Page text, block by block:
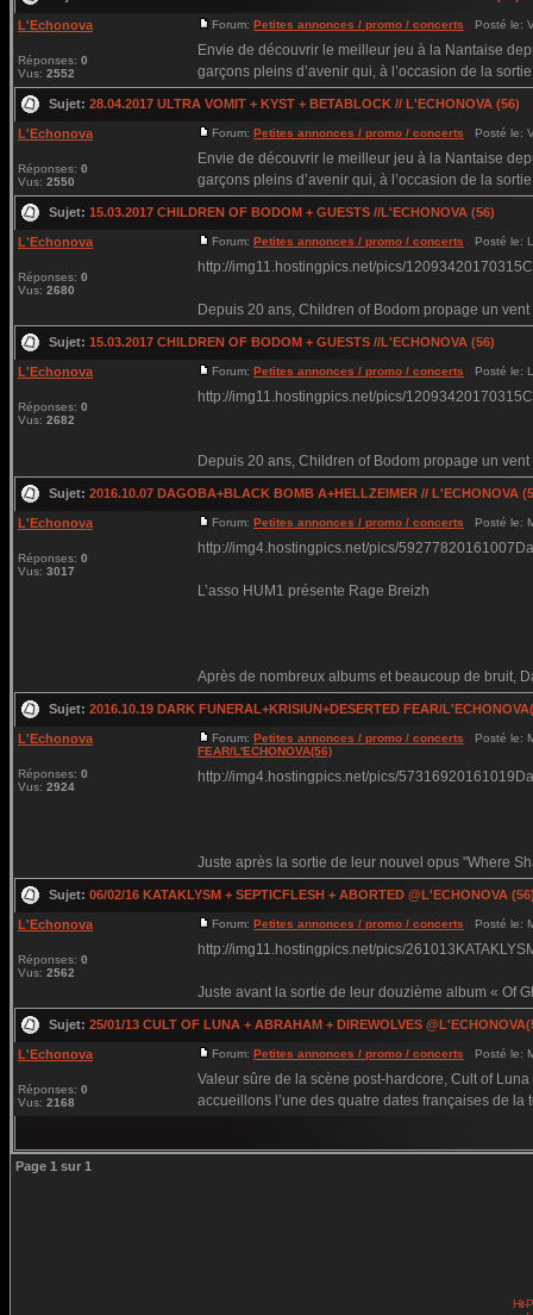
L'Echonova
Réponses: 0
Vus: 2552
Forum: Petites annonces / promo / concerts Posté le:
Envie de découvrir le meilleur jeu à la Nantaise
garçons pleins d’avenir qui, à l’occasion de la
Sujet: 28.04.2017 ULTRA VOMIT + KYST + BETABLOCK // L'ECHONOVA (56)
L'Echonova
Réponses: 0
Vus: 2550
Forum: Petites annonces / promo / concerts Posté le:
Envie de découvrir le meilleur jeu à la Nantaise
garçons pleins d’avenir qui, à l’occasion de la
Sujet: 15.03.2017 CHILDREN OF BODOM + GUESTS //L'ECHONOVA (56)
L'Echonova
Réponses: 0
Vus: 2680
Forum: Petites annonces / promo / concerts Posté le:
http://img11.hostingpics.net/pics/
Depuis 20 ans, Children of Bodom propage un
Sujet: 15.03.2017 CHILDREN OF BODOM + GUESTS //L'ECHONOVA (56)
L'Echonova
Réponses: 0
Vus: 2682
Forum: Petites annonces / promo / concerts Posté le:
http://img11.hostingpics.net/pics/
Depuis 20 ans, Children of Bodom propage un
Sujet: 2016.10.07 DAGOBA+BLACK BOMB A+HELLZEIMER // L'ECHONOVA
L'Echonova
Réponses: 0
Vus: 3017
Forum: Petites annonces / promo / concerts Posté le:
http://img4.hostingpics.net/pics/
L’asso HUM1 présente Rage Breizh
Après de nombreux albums et beaucoup de bruit,
Sujet: 2016.10.19 DARK FUNERAL+KRISIUN+DESERTED FEAR/
L'Echonova
Réponses: 0
Vus: 2924
Forum: Petites annonces / promo / concerts Posté le:
FEAR/L'ECHONOVA(56)
http://img4.hostingpics.net/pics/
Juste après la sortie de leur nouvel opus "Where
Sujet: 06/02/16 KATAKLYSM + SEPTICFLESH + ABORTED @L'ECHONOVA
L'Echonova
Réponses: 0
Vus: 2562
Forum: Petites annonces / promo / concerts Posté le:
http://img11.hostingpics.net/pics/
Juste avant la sortie de leur douzième album « Of
Sujet: 25/01/13 CULT OF LUNA + ABRAHAM + DIREWOLVES
L'Echonova
Réponses: 0
Vus: 2168
Forum: Petites annonces / promo / concerts Posté le:
Valeur sûre de la scène post-hardcore, Cult of
accueillons l’une des quatre dates françaises de la
Page 1 sur 1